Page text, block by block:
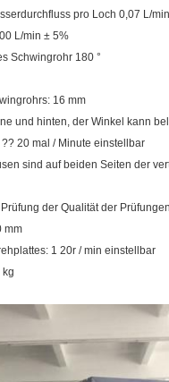
pro Loch 0,07 L/min
L/min ± 5%
Schwingrohr 180 °
16 mm
und hinten, der Winkel kann
20 mal / Minute einstellbar
sind auf beiden Seiten der
der Qualität der Prüfungen
mm
1 20r / min einstellbar
kg